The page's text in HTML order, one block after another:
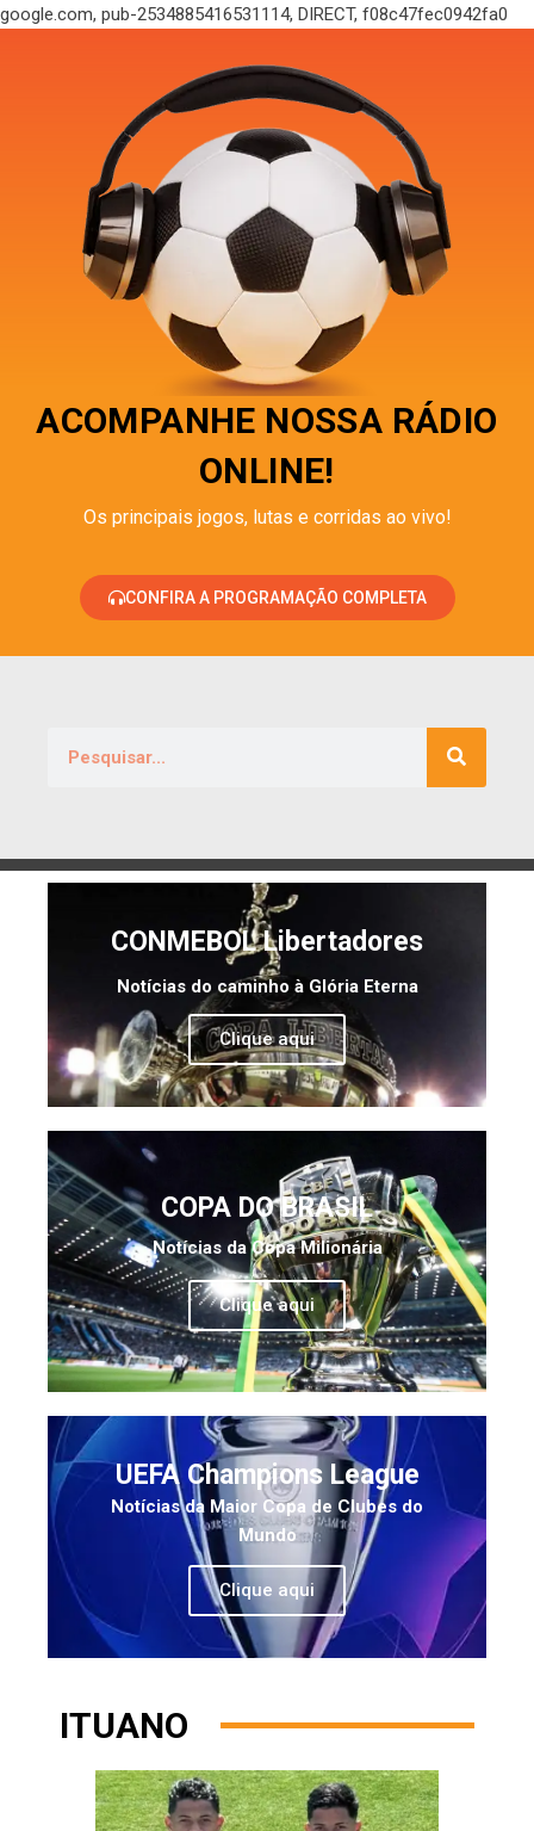
google.com, pub-2534885416531114, DIRECT, f08c47fec0942fa0
ACOMPANHE NOSSA RÁDIO
ONLINE!
Os principais jogos, lutas e corridas ao vivo!
CONFIRA A PROGRAMAÇÃO COMPLETA
CONMEBOL Libertadores
Notícias do caminho à Glória Eterna
Clique aqui
COPA DO BRASIL
Notícias da Copa Milionária
Clique aqui
UEFA Champions League
Notícias da Maior Copa de Clubes do
Mundo
Clique aqui
ITUANO